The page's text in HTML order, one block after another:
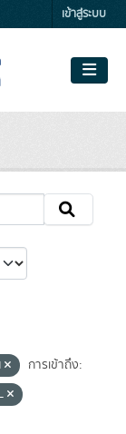
เข้าสู่ระบบ
การเข้าถึง: